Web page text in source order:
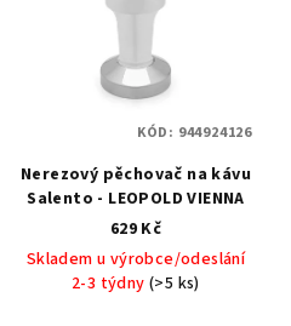
Nerezový pěchovač na kávu
Salento - LEOPOLD VIENNA
629 Kč
Skladem u výrobce/odeslání
2-3 týdny(>5 ks)
KÓD: 944924126